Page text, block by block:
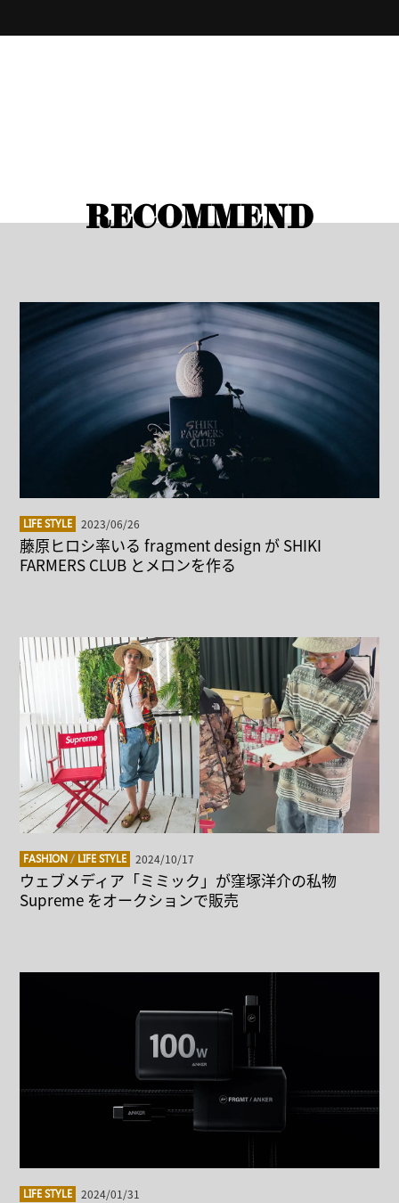
RECOMMEND
LIFE STYLE 2023/06/26
藤原ヒロシ率いる fragment design が SHIKI
FARMERS CLUB とメロンを作る
FASHION / LIFE STYLE 2024/10/17
ウェブメディア「ミミック」が窪塚洋介の私物
Supreme をオークションで販売
LIFE STYLE 2024/01/31